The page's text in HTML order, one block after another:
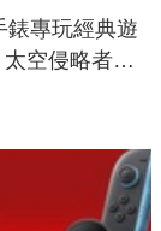
錶專玩經典遊
空侵略者，